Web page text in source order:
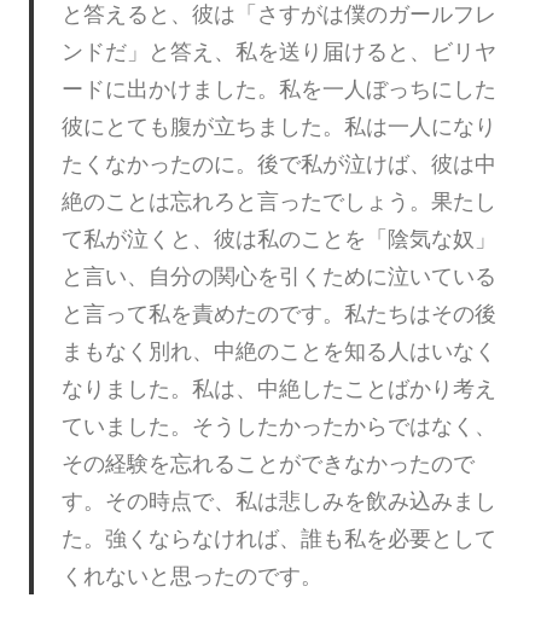
と答えると、彼は「さすがは僕のガールフレ
ンドだ」と答え、私を送り届けると、ビリヤ
ードに出かけました。私を一人ぼっちにした
彼にとても腹が立ちました。私は一人になり
たくなかったのに。後で私が泣けば、彼は中
絶のことは忘れろと言ったでしょう。果たし
て私が泣くと、彼は私のことを「陰気な奴」
と言い、自分の関心を引くために泣いている
と言って私を責めたのです。私たちはその後
まもなく別れ、中絶のことを知る人はいなく
なりました。私は、中絶したことばかり考え
ていました。そうしたかったからではなく、
その経験を忘れることができなかったので
す。その時点で、私は悲しみを飲み込みまし
た。強くならなければ、誰も私を必要として
くれないと思ったのです。